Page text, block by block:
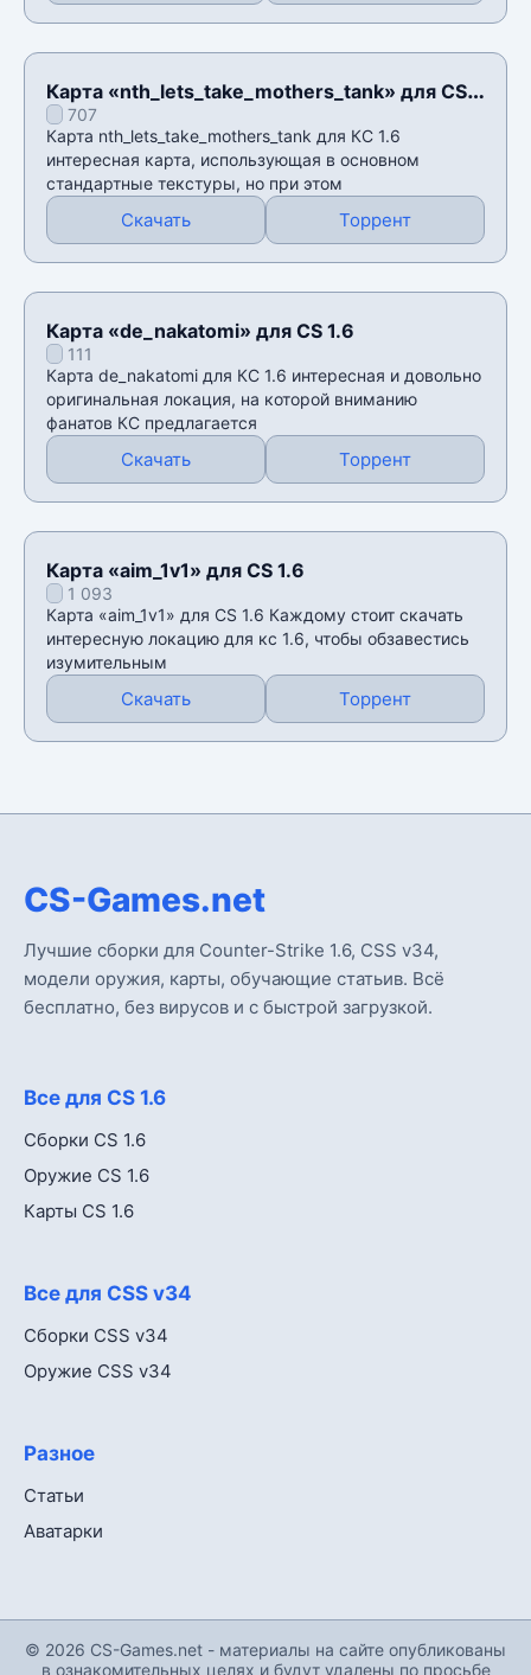
Карта «nth_lets_take_mothers_tank» для CS
1.6707
Карта nth_lets_take_mothers_tank для КС 1.6
интересная карта, использующая в основном
стандартные текстуры, но при этом
Скачать Торрент
Карта «de_nakatomi» для CS 1.6
111
Карта de_nakatomi для КС 1.6 интересная и довольно
оригинальная локация, на которой вниманию
фанатов КС предлагается
Скачать Торрент
Карта «aim_1v1» для CS 1.6
1 093
Карта «aim_1v1» для CS 1.6 Каждому стоит скачать
интересную локацию для кс 1.6, чтобы обзавестись
изумительным
Скачать Торрент
CS-Games.net
Лучшие сборки для Counter-Strike 1.6, CSS v34,
модели оружия, карты, обучающие статьив. Всё
бесплатно, без вирусов и с быстрой загрузкой.
Все для CS 1.6
Сборки CS 1.6
Оружие CS 1.6
Карты CS 1.6
Все для CSS v34
Сборки CSS v34
Оружие CSS v34
Разное
Статьи
Аватарки
© 2026 CS-Games.net - материалы на сайте опубликованы
в ознакомительных целях и будут удалены по просьбе